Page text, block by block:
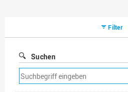
Filter
Suchen
Suchfilter
entfernen